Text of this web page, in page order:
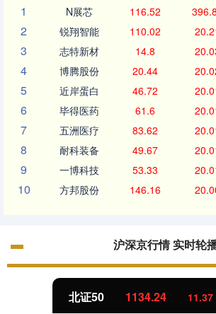
1
N展芯 116.52
2 锐翔智能 110.02
3 志特新材 14.8
4 博腾股份 20.44
5 近岸蛋白 46.72
6 毕得医药 61.6
7 五洲医疗 83.62
8 耐科装备 49.67
9 一博科技 53.33
10 方邦股份 146.16
沪深京行情 实时轮
北证50 1134.24 11.37